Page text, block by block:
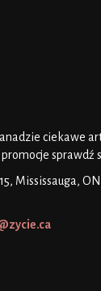
ciekawe
sprawdź
Mississauga,